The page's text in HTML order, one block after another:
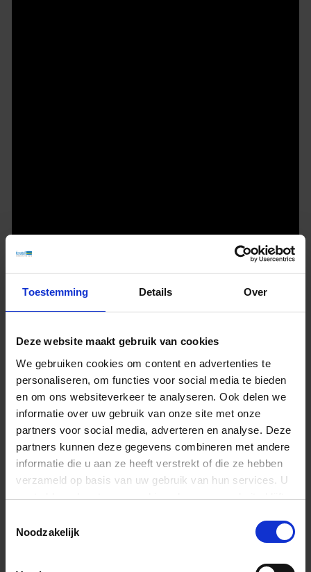
Toestemming Details Over
Deze website maakt gebruik van cookies
We gebruiken cookies om content en advertenties te
personaliseren, om functies voor social media te bieden
en om ons websiteverkeer te analyseren. Ook delen we
informatie over uw gebruik van onze site met onze
partners voor social media, adverteren en analyse. Deze
partners kunnen deze gegevens combineren met andere
informatie die u aan ze heeft verstrekt of die ze hebben
verzameld op basis van uw gebruik van hun services. U
gaat akkoord met onze cookies als u onze website blijft
Noodzakelijk
De cookies moeten worden geaccepteerd zodat de video (YouTube)
zonder problemen kan worden afgespeeld. Anders kunt u ook onze
nieuwe beeldfilm bekijken onder de volgende link:
We leven panorama